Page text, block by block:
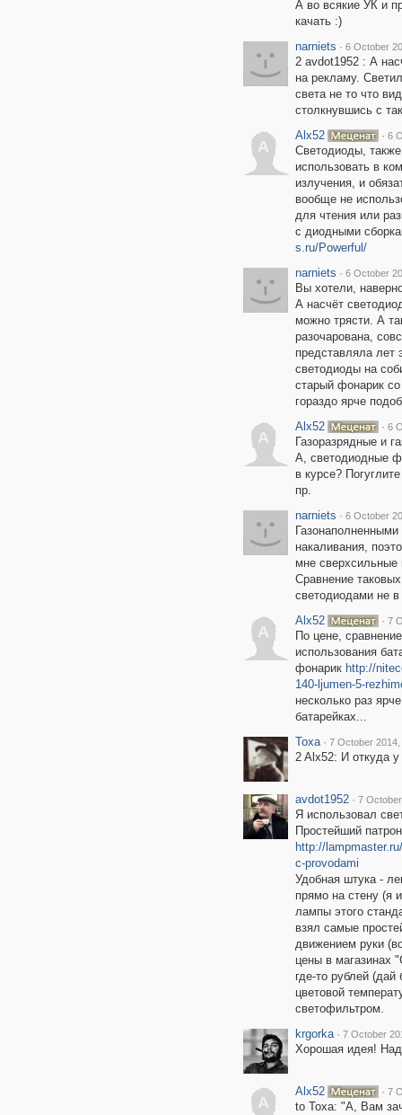
А во всякие УК и
качать :)
narniets · 6 October
2 avdot1952 : А
на рекламу.
света не то что
столкнувшись с
A
Alx52 · 6
Светодиоды,
использовать в
излучения, и
вообще не
для чтения или
с диодными
s.ru/Powerful/
narniets · 6 October
Вы хотели,
А насчёт
можно трясти. А
разочарована,
представляла лет
светодиоды на
старый фонарик
гораздо ярче
A
Alx52 · 6
Газоразрядные и
А, светодиодные
в курсе?
пр.
narniets · 6 October
накаливания,
мне сверхсильные
Сравнение
светодиодами не
A
Alx52 · 7
По цене,
использования
фонарик http://
140-ljumen-5-
несколько раз
батарейках...
Toxa · 7 October 2014,
2 Alx52: И откуда
avdot1952 · 7
Я использовал
Простейший
http://
c-provodami
Удобная штука -
прямо на стену (я
лампы этого
взял самые
движением руки
цены в магазинах
где-то рублей
цветовой
светофильтром.
krgorka · 7 October
Хорошая идея!
A
Alx52 · 7
to Toxa: "А, Вам